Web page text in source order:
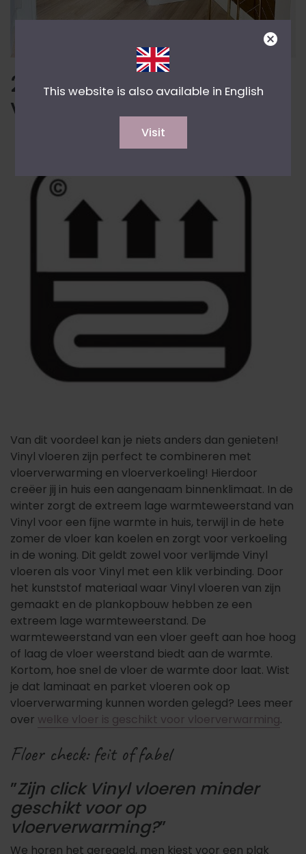
2. Vloerverwarming &
Vinyl
Van dit voordeel kan je niets anders dan genieten!
Vinyl vloeren zijn perfect te combineren met
vloerverwarming en vloerverkoeling! Hierdoor
creëer jij in huis een aangenaam binnenklimaat. In de
winter zorgt de extreem lage warmteweerstand van
Vinyl voor een fijne warmte in huis, terwijl in de hete
zomer de vloer kan koelen en zorgt voor verkoeling
in de woning. Dit geldt zowel voor verlijmde Vinyl
vloeren als voor Vinyl met een klik verbinding. Door
het kunststof materiaal waar Vinyl vloeren van zijn
gemaakt en de plankopbouw hebben ze een
extreem lage warmteweerstand. De
warmteweerstand van een vloer geeft aan hoe hoog
of laag de vloer weerstand biedt aan de warmte.
Kortom, hoe snel de vloer de warmte door laat. Wist
je dat laminaat en parket vloeren ook op
vloerverwarming kunnen worden gelegd? Lees meer
over welke vloer is geschikt voor vloerverwarming.
Floer check: feit of fabel
”Zijn click Vinyl vloeren minder
geschikt voor op
vloerverwarming?”
We horen het geregeld, men kiest voor een plak
This website is also available in English
Visit